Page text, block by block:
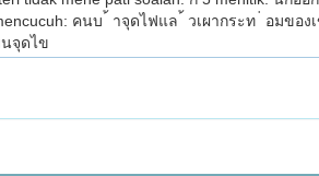
คนบ ้ าจุดไฟแล ้ วเผากระท ่ อมขอ
จุดไข